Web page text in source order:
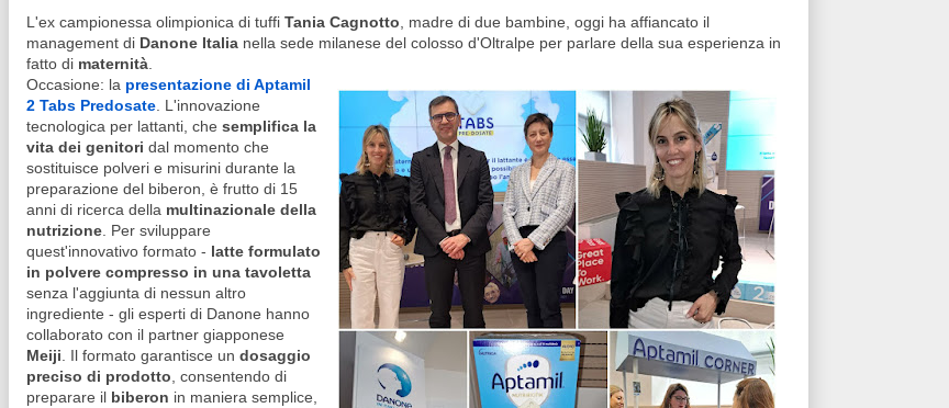
L'ex campionessa olimpionica di tuffi Tania Cagnotto, madre di due bambine, oggi ha affiancato il
management di Danone Italia nella sede milanese del colosso d'Oltralpe per parlare della sua esperienza in
fatto di maternità.
Occasione: la presentazione di Aptamil
2 Tabs Predosate. L'innovazione
tecnologica per lattanti, che semplifica la
vita dei genitori dal momento che
sostituisce polveri e misurini durante la
preparazione del biberon, è frutto di 15
anni di ricerca della multinazionale della
nutrizione. Per sviluppare
quest'innovativo formato - latte formulato
in polvere compresso in una tavoletta
senza l'aggiunta di nessun altro
ingrediente - gli esperti di Danone hanno
collaborato con il partner giapponese
Meiji. Il formato garantisce un dosaggio
preciso di prodotto, consentendo di
preparare il biberon in maniera semplice,